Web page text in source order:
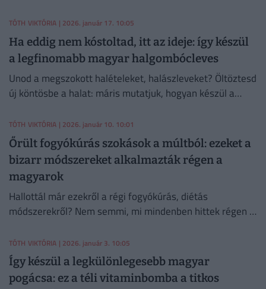
TÓTH VIKTÓRIA | 2026. január 17. 10:05
Ha eddig nem kóstoltad, itt az ideje: így készül
a legfinomabb magyar halgombócleves
Unod a megszokott halételeket, halászleveket? Öltöztesd
új köntösbe a halat: máris mutatjuk, hogyan készül a
zöldséggel!
TÓTH VIKTÓRIA | 2026. január 10. 10:01
Őrült fogyókúrás szokások a múltból: ezeket a
bizarr módszereket alkalmazták régen a
magyarok
Hallottál már ezekről a régi fogyókúrás, diétás
módszerekről? Nem semmi, mi mindenben hittek régen a
TÓTH VIKTÓRIA | 2026. január 3. 10:05
Így készül a legkülönlegesebb magyar
pogácsa: ez a téli vitaminbomba a titkos